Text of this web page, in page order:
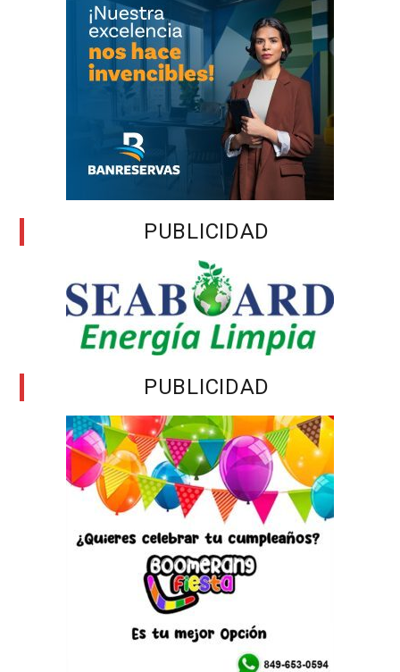
PUBLICIDAD
PUBLICIDAD